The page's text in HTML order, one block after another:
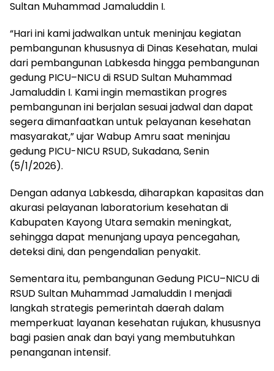
Sultan Muhammad Jamaluddin I.
“Hari ini kami jadwalkan untuk meninjau kegiatan
pembangunan khususnya di Dinas Kesehatan, mulai
dari pembangunan Labkesda hingga pembangunan
gedung PICU–NICU di RSUD Sultan Muhammad
Jamaluddin I. Kami ingin memastikan progres
pembangunan ini berjalan sesuai jadwal dan dapat
segera dimanfaatkan untuk pelayanan kesehatan
masyarakat,” ujar Wabup Amru saat meninjau
gedung PICU-NICU RSUD, Sukadana, Senin
(5/1/2026).
Dengan adanya Labkesda, diharapkan kapasitas dan
akurasi pelayanan laboratorium kesehatan di
Kabupaten Kayong Utara semakin meningkat,
sehingga dapat menunjang upaya pencegahan,
deteksi dini, dan pengendalian penyakit.
Sementara itu, pembangunan Gedung PICU–NICU di
RSUD Sultan Muhammad Jamaluddin I menjadi
langkah strategis pemerintah daerah dalam
memperkuat layanan kesehatan rujukan, khususnya
bagi pasien anak dan bayi yang membutuhkan
penanganan intensif.